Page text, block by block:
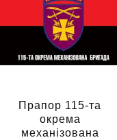
Прапор 115-та
окрема
механізована